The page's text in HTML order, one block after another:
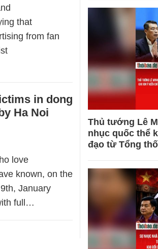
that
from fan
in dong
Ha Noi
love
known, on the
January
full…
Thủ tướng Lê
nhục quốc thể
đạo từ Tổng